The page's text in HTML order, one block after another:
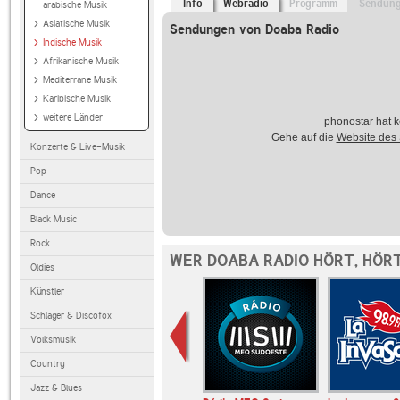
arabische Musik
Asiatische Musik
Indische Musik
Afrikanische Musik
Mediterrane Musik
Karibische Musik
weitere Länder
Konzerte & Live-Musik
Pop
Dance
Black Music
Rock
Oldies
Künstler
Schlager & Discofox
Volksmusik
Country
Jazz & Blues
Info Webradio Programm
Sendungen von Doaba Radio
phonostar hat
Gehe auf die Website des
WER DOABA RADIO HÖRT,